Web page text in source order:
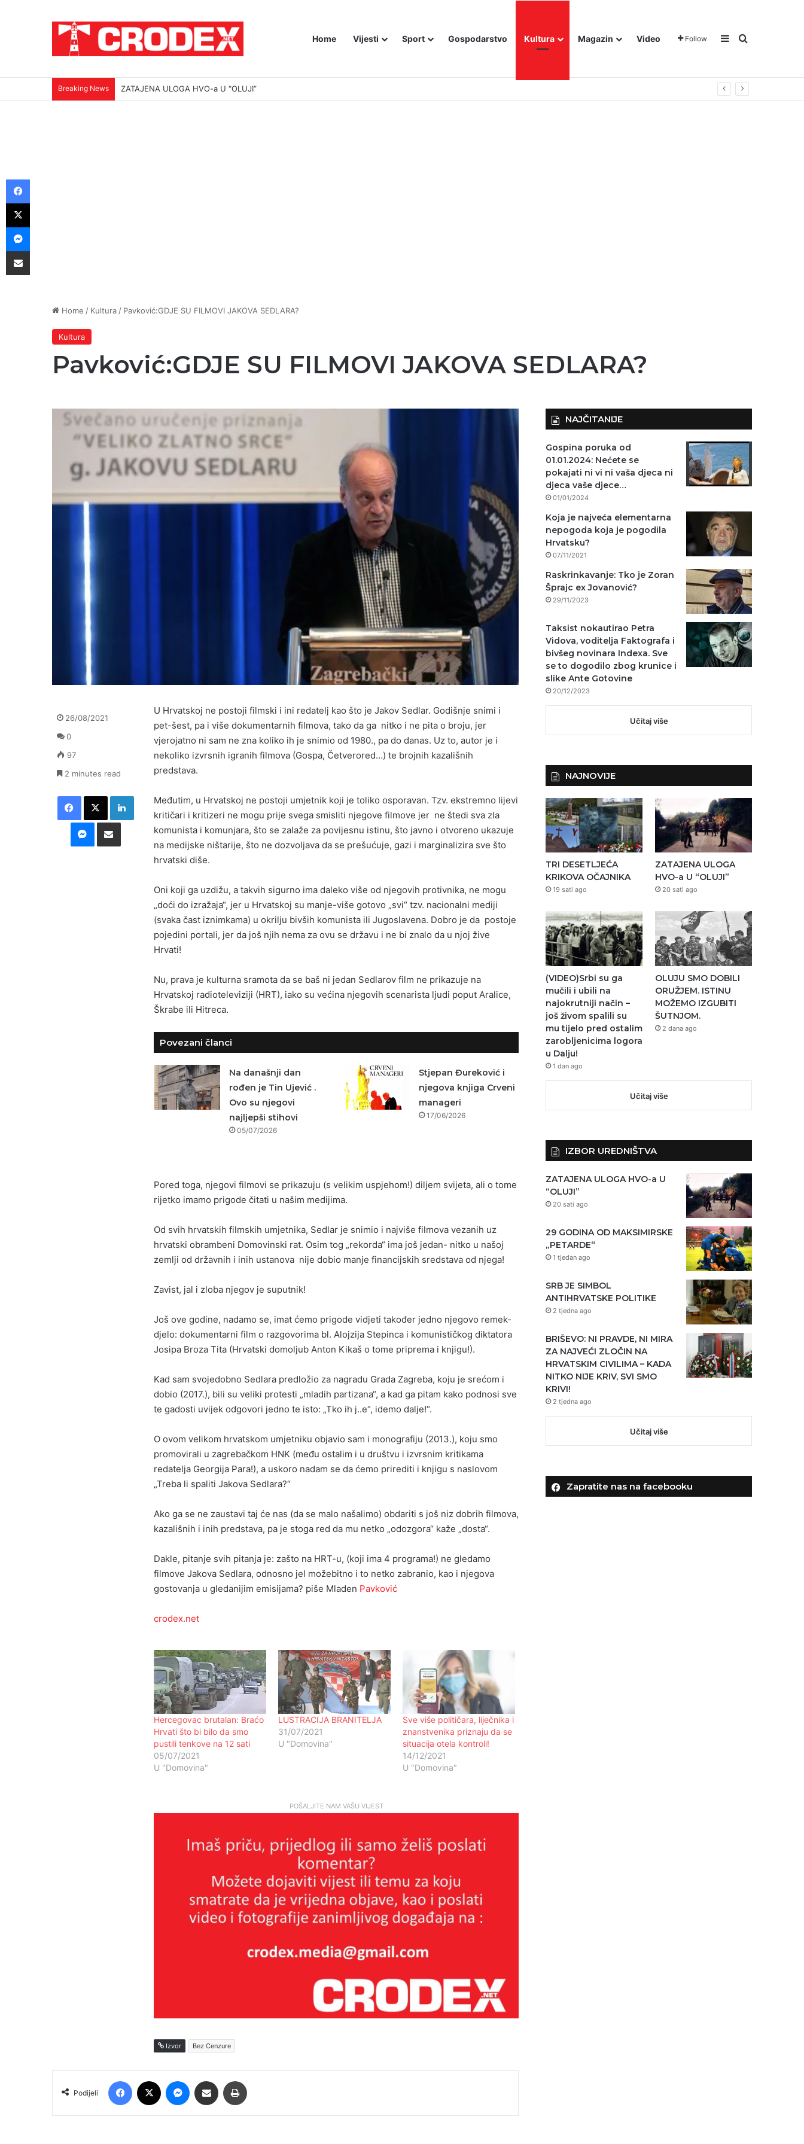
Home Vijesti Sport Gospodarstvo Kultura Magazin Video Follow Sidebar
Traži
Breaking News (VIDEO)Srbi su ga mučili i ubili na najokrutniji način – još živom spalili su mu tijelo pred ostalim zarobljenicima logora u Dalju!
Home / Kultura / Pavković:GDJE SU FILMOVI JAKOVA SEDLARA?
Kultura
Pavković:GDJE SU FILMOVI JAKOVA SEDLARA?
U Hrvatskoj ne postoji filmski i ini redatelj kao što je Jakov Sedlar. Godišnje snimi i
pet-šest, pa i više dokumentarnih filmova, tako da ga nitko i ne pita o broju, jer
vjerojatno ni sam ne zna koliko ih je snimio od 1980., pa do danas. Uz to, autor je i
nekoliko izvrsnih igranih filmova (Gospa, Četverored…) te brojnih kazališnih
predstava.
Međutim, u Hrvatskoj ne postoji umjetnik koji je toliko osporavan. Tzv. ekstremno lijevi
kritičari i kritizeri ne mogu prije svega smisliti njegove filmove jer ne štedi sva zla
komunista i komunjara, što se zalaže za povijesnu istinu, što javno i otvoreno ukazuje
na medijske ništarije, što ne dozvoljava da se prešućuje, gazi i marginalizira sve što
hrvatski diše.
Oni koji ga uzdižu, a takvih sigurno ima daleko više od njegovih protivnika, ne mogu
„doći do izražaja“, jer u Hrvatskoj su manje-više gotovo „svi“ tzv. nacionalni mediji
(svaka čast iznimkama) u okrilju bivših komunista ili Jugoslavena. Dobro je da postoje
pojedini portali, jer da još njih nema za ovu se državu i ne bi znalo da u njoj žive
Hrvati!
Nu, prava je kulturna sramota da se baš ni jedan Sedlarov film ne prikazuje na
Hrvatskoj radioteleviziji (HRT), iako su većina njegovih scenarista ljudi poput Aralice,
Škrabe ili Hitreca.
Povezani članci
Na današnji dan
rođen je Tin Ujević .
Ovo su njegovi
najljepši stihovi
05/07/2026
Stjepan Đureković i
njegova knjiga Crveni
manageri
17/06/2026
Pored toga, njegovi filmovi se prikazuju (s velikim uspjehom!) diljem svijeta, ali o tome
rijetko imamo prigode čitati u našim medijima.
Od svih hrvatskih filmskih umjetnika, Sedlar je snimio i najviše filmova vezanih uz
hrvatski obrambeni Domovinski rat. Osim tog „rekorda“ ima još jedan- nitko u našoj
zemlji od državnih i inih ustanova nije dobio manje financijskih sredstava od njega!
Zavist, jal i zloba njegov je suputnik!
Još ove godine, nadamo se, imat ćemo prigode vidjeti također jedno njegovo remek-
djelo: dokumentarni film o razgovorima bl. Alojzija Stepinca i komunističkog diktatora
Josipa Broza Tita (Hrvatski domoljub Anton Kikaš o tome priprema i knjigu!).
Kad sam svojedobno Sedlara predložio za nagradu Grada Zagreba, koju je srećom i
dobio (2017.), bili su veliki protesti „mladih partizana“, a kad ga pitam kako podnosi sve
te gadosti uvijek odgovori jedno te isto: „Tko ih j..e“, idemo dalje!“.
O ovom velikom hrvatskom umjetniku objavio sam i monografiju (2013.), koju smo
promovirali u zagrebačkom HNK (među ostalim i u društvu i izvrsnim kritikama
redatelja Georgija Para!), a uskoro nadam se da ćemo prirediti i knjigu s naslovom
„Treba li spaliti Jakova Sedlara?“
Ako ga se ne zaustavi taj će nas (da se malo našalimo) obdariti s još niz dobrih filmova,
kazališnih i inih predstava, pa je stoga red da mu netko „odozgora“ kaže „dosta“.
Dakle, pitanje svih pitanja je: zašto na HRT-u, (koji ima 4 programa!) ne gledamo
filmove Jakova Sedlara, odnosno jel možebitno i to netko zabranio, kao i njegova
gostovanja u gledanijim emisijama? piše Mladen Pavković
crodex.net
Hercegovac brutalan: Braćo
Hrvati što bi bilo da smo
pustili tenkove na 12 sati
05/07/2021
U "Domovina"
LUSTRACIJA BRANITELJA
31/07/2021
U "Domovina"
Sve više političara, liječnika i
znanstvenika priznaju da se
situacija otela kontroli!
14/12/2021
U "Domovina"
POŠALJITE NAM VAŠU VIJEST
Izvor Bez Cenzure
26/08/2021
0
97
2 minutes read
Facebook
X LinkedIn
Messenger
Podijeli putem E-maila
Podijeli
Facebook Messenger
Podijeli putem E-maila
”Otok svijeta”-roman koji bi trebalo
uvrstiti kao obveznu lektiru u
Istina koju svijet mora čuti: film “260
Pogledajte trailer filma “260 dana”
govora
ISTARSKI PJESNIK MATE BALOTA
NAJČITANIJE
Gospina poruka od
01.01.2024: Nećete se
pokajati ni vi ni vaša djeca ni
djeca vaše djece…
01/01/2024
Koja je najveća elementarna
nepogoda koja je pogodila
Hrvatsku?
07/11/2021
Raskrinkavanje: Tko je Zoran
Šprajc ex Jovanović?
29/11/2023
Taksist nokautirao Petra
Vidova, voditelja Faktografa i
bivšeg novinara Indexa. Sve
se to dogodilo zbog krunice i
slike Ante Gotovine
20/12/2023
Učitaj više
NAJNOVIJE
TRI DESETLJEĆA
KRIKOVA OČAJNIKA
19 sati ago
ZATAJENA ULOGA
HVO-a U “OLUJI”
20 sati ago
(VIDEO)Srbi su ga
mučili i ubili na
najokrutniji način –
još živom spalili su
mu tijelo pred ostalim
zarobljenicima logora
u Dalju!
1 dan ago
OLUJU SMO DOBILI
ORUŽJEM. ISTINU
MOŽEMO IZGUBITI
ŠUTNJOM.
2 dana ago
Učitaj više
IZBOR UREDNIŠTVA
ZATAJENA ULOGA HVO-a U
“OLUJI”
20 sati ago
29 GODINA OD MAKSIMIRSKE
„PETARDE“
1 tjedan ago
SRB JE SIMBOL
ANTIHRVATSKE POLITIKE
2 tjedna ago
BRIŠEVO: NI PRAVDE, NI MIRA
ZA NAJVEĆI ZLOČIN NA
HRVATSKIM CIVILIMA – KADA
NITKO NIJE KRIV, SVI SMO
KRIVI!
2 tjedna ago
Učitaj više
Zapratite nas na facebooku
Facebook
X
Messenger
Podijeli putem E-maila